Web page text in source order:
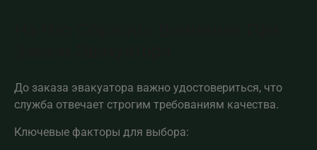
До заказа эвакуатора важно удостовериться, что
служба отвечает строгим требованиям качества.
Ключевые факторы для выбора: